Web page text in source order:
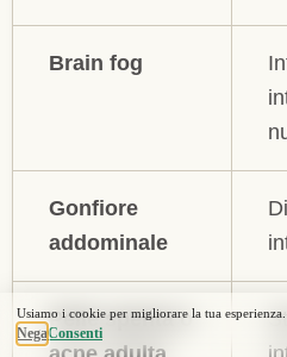
Brain fog
Gonfiore
addominale
Pelle spenta o